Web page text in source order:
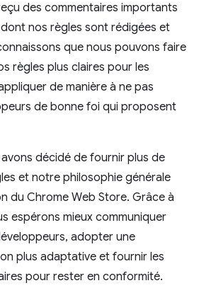
des commentaires importants
nos règles sont rédigées et
que nous pouvons faire
règles plus claires pour les
de manière à ne pas
de bonne foi qui proposent
décidé de fournir plus de
et notre philosophie générale
du Chrome Web Store. Grâce à
espérons mieux communiquer
adopter une
plus adaptative et fournir les
pour rester en conformité.